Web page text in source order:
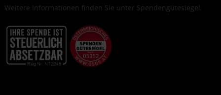
Weitere Informationen finden Sie unter Spendengütesiegel